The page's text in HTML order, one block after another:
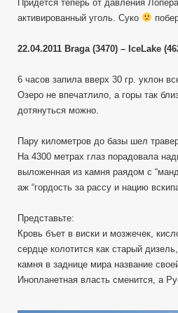
Придется теперь от давления
активированный уголь. Суко
22.04.2011 Braga (3470) – IceLake
6 часов запила вверх 30 гр. уклон
Озеро не впечатлило, а горы так
дотянуться можно.
Пару километров до базы шел
На 4300 метрах глаз порадовала
выложенная из камня раядом с
аж “гордость за рассу и нацию
Представьте:
Кровь бъет в виски и мозжечек,
сердце колотится как старый
камня в заднице мира название
Инопланетная власть сменится, а